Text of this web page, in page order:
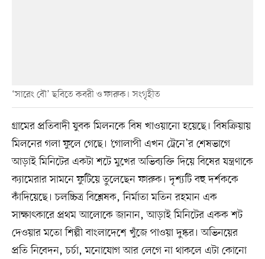
‘সারেং বৌ’ ছবিতে কবরী ও ফারুক। সংগৃহীত
গ্রামের প্রতিবাদী যুবক মিলনকে বিষ খাওয়ানো হয়েছে। বিষক্রিয়ায়
মিলনের গলা ফুলে গেছে। ‘গোলাপী এখন ট্রেনে’র শেষভাগে
আড়াই মিনিটের একটা শটে মুখের অভিব্যক্তি দিয়ে বিষের যন্ত্রণাকে
ক্যামেরার সামনে ফুটিয়ে তুলেছেন ফারুক। দৃশ্যটি বহু দর্শককে
কাঁদিয়েছে। চলচ্চিত্র বিশ্লেষক, নির্মাতা মতিন রহমান এক
সাক্ষাৎকারে প্রথম আলোকে জানান, আড়াই মিনিটের একক শট
দেওয়ার মতো শিল্পী বাংলাদেশে খুঁজে পাওয়া দুষ্কর। অভিনয়ের
প্রতি নিবেদন, চর্চা, মনোযোগ আর লেগে না থাকলে এটা কোনো